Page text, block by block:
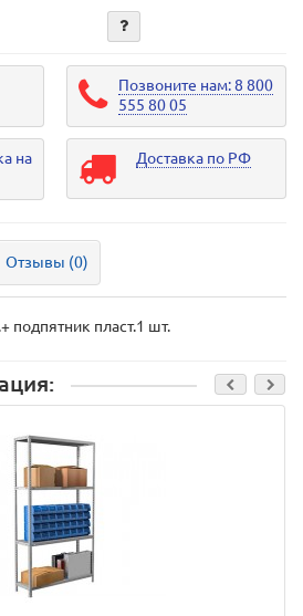
Позвоните нам: 8 800
555 80 05
на
Доставка по РФ
Отзывы (0)
подпятник пласт.1 шт.